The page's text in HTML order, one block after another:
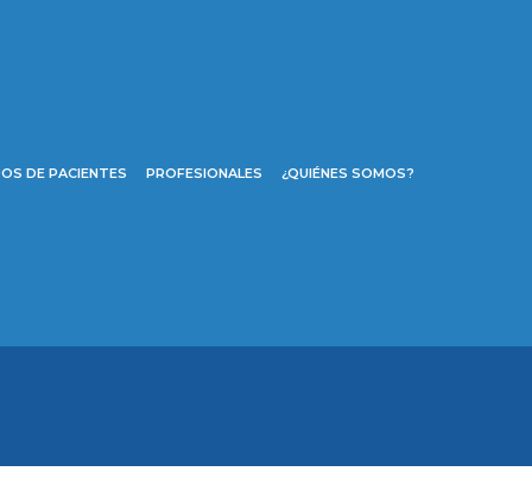
DE PACIENTES PROFESIONALES ¿QUIÉNES SOMOS?